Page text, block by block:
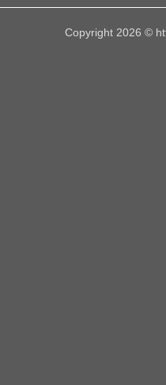
Copyright 2026 ©